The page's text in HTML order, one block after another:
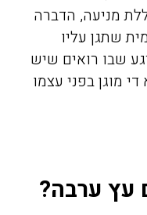
מניעה, הדברה
שתגן עליו
שבו רואים שיש
מוגן בפני עצמו
עץ ערבה?